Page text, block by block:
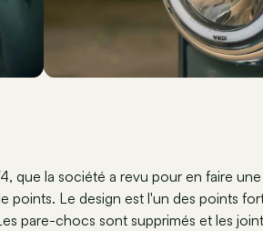
que la société a revu pour en faire
points. Le design est l'un des points
pare-chocs sont supprimés et les